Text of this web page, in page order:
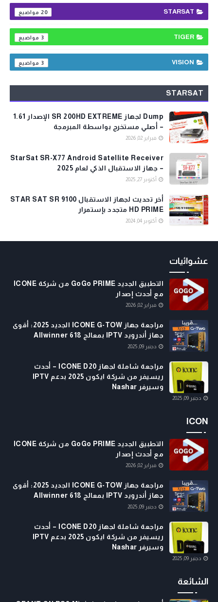
STARSAT
20
TIGER
3
VISION
3
STARSAT
Dump لجهاز SR 200HD EXTREME الإصدار 1.61
– أصلي مستخرج بواسطة المبرمجة
فبراير 02, 2026
StarSat SR-X77 Android Satellite Receiver
– جهاز الاستقبال الذكي لعام 2025
أكتوبر 27, 2025
أخر تحديث لجهاز الاستقبال STAR SAT SR 9100
HD PRIME متجدد بإستمرار
أكتوبر 04, 2024
عشوائيات
التطبيق الجديد GoGo PRIME من شركة ICONE
مع أحدث إصدار
فبراير 02, 2026
مراجعة جهاز ICONE G-TOW الجديد 2025: أقوى
جهاز أندرويد IPTV بمعالج Allwinner 618
دجنبر 09, 2025
مراجعة شاملة لجهاز ICONE D20 – أحدث
ريسيفر من شركة ايكون 2025 بدعم IPTV
وسيرفر Nashar
دجنبر 09, 2025
ICON
التطبيق الجديد GoGo PRIME من شركة ICONE
مع أحدث إصدار
فبراير 02, 2026
مراجعة جهاز ICONE G-TOW الجديد 2025: أقوى
جهاز أندرويد IPTV بمعالج Allwinner 618
دجنبر 09, 2025
مراجعة شاملة لجهاز ICONE D20 – أحدث
ريسيفر من شركة ايكون 2025 بدعم IPTV
وسيرفر Nashar
دجنبر 09, 2025
الشائعة